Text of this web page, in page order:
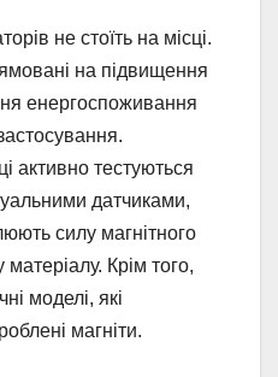
не стоїть на місці.
на підвищення
енергоспоживання
активно тестуються
датчиками,
силу магнітного
Крім того,
моделі, які
магніти.